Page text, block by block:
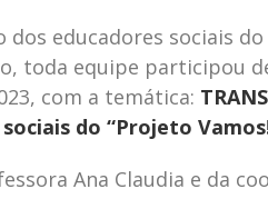
educadores sociais do
toda equipe participou
com a temática:
do “Projeto
Ana Claudia e da